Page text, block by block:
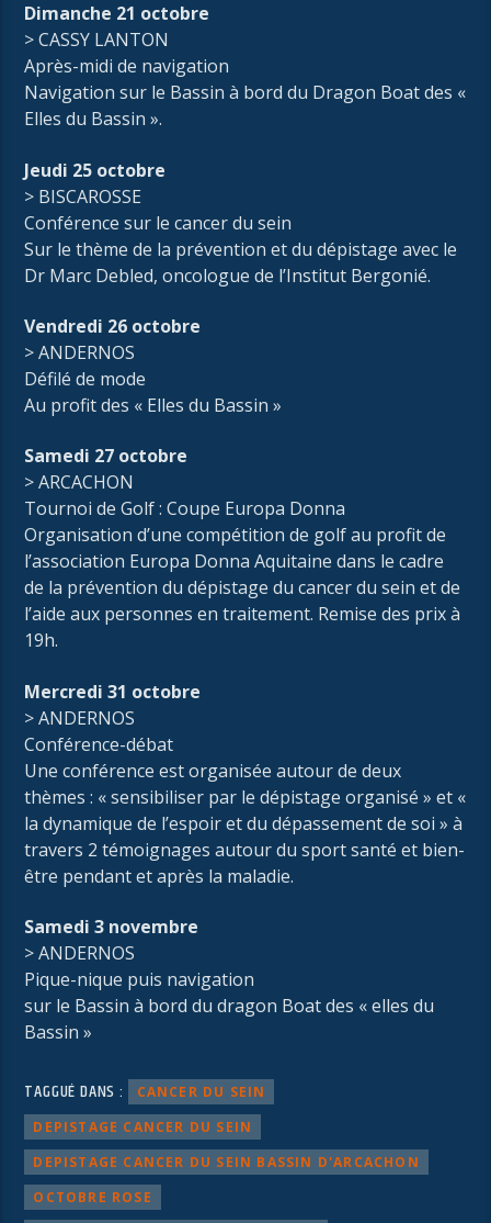
Dimanche 21 octobre
> CASSY LANTON
Après-midi de navigation
Navigation sur le Bassin à bord du Dragon Boat des «
Elles du Bassin ».
Jeudi 25 octobre
> BISCAROSSE
Conférence sur le cancer du sein
Sur le thème de la prévention et du dépistage avec le
Dr Marc Debled, oncologue de l’Institut Bergonié.
Vendredi 26 octobre
> ANDERNOS
Défilé de mode
Au profit des « Elles du Bassin »
Samedi 27 octobre
> ARCACHON
Tournoi de Golf : Coupe Europa Donna
Organisation d’une compétition de golf au profit de
l’association Europa Donna Aquitaine dans le cadre
de la prévention du dépistage du cancer du sein et de
l’aide aux personnes en traitement. Remise des prix à
19h.
Mercredi 31 octobre
> ANDERNOS
Conférence-débat
Une conférence est organisée autour de deux
thèmes : « sensibiliser par le dépistage organisé » et «
la dynamique de l’espoir et du dépassement de soi » à
travers 2 témoignages autour du sport santé et bien-
être pendant et après la maladie.
Samedi 3 novembre
> ANDERNOS
Pique-nique puis navigation
sur le Bassin à bord du dragon Boat des « elles du
Bassin »
TAGGUÉ DANS :
CANCER DU SEIN
DEPISTAGE CANCER DU SEIN
DEPISTAGE CANCER DU SEIN BASSIN D'ARCACHON
OCTOBRE ROSE